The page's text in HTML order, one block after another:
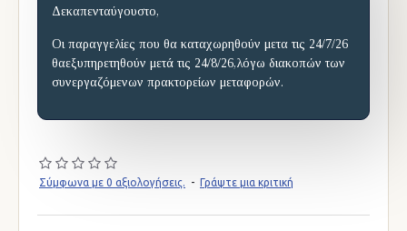
Δεκαπενταύγουστο,
Οι παραγγελίες που θα καταχωρηθούν μετα τις 24/7/26
θαεξυπηρετηθούν μετά τις 24/8/26,λόγω διακοπών των
συνεργαζόμενων πρακτορείων μεταφορών.
Σύμφωνα με 0 αξιολογήσεις. - Γράψτε μια κριτική